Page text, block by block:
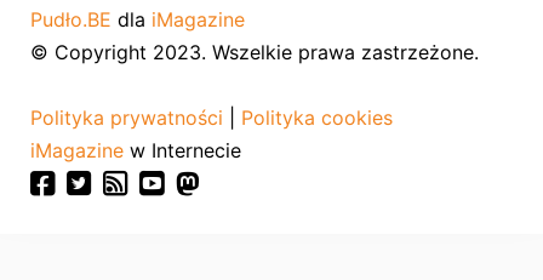
Pudło.BE dla iMagazine
© Copyright 2023. Wszelkie prawa zastrzeżone.
Polityka prywatności
Polityka cookies
iMagazine w Internecie